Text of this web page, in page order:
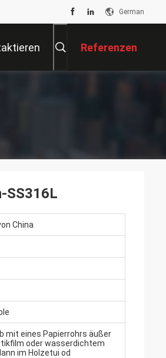
German
Referenzen
SS316L
China
mit eines Papierrohrs äußer
oder wasserdichtem
im Holzetui od